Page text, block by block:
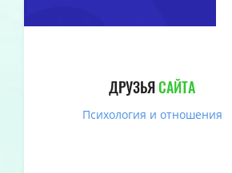
ДРУЗЬЯСАЙТА
Психология и отношения